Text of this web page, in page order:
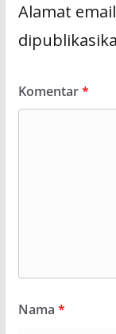
Alamat
Komentar*
Nama *